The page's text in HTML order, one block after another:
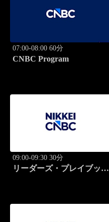
07:00-08:00 60分
CNBC Program
09:00-09:30 30分
リーダーズ・プレイブック